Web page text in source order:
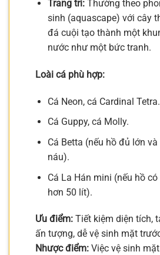
Trang trí:Thường theo
sinh (aquascape) với cây
đá cuội tạo thành một
nước như một bức tranh.
Loài cá phù hợp:
Cá Neon, cá Cardinal Tetra.
Cá Guppy, cá Molly.
Cá Betta (nếu hồ đủ lớn
náu).
Cá La Hán mini (nếu hồ
hơn 50 lít).
Ưu điểm: Tiết kiệm diện tích,
ấn tượng, dễ vệ sinh mặt
Nhược điểm: Việc vệ sinh